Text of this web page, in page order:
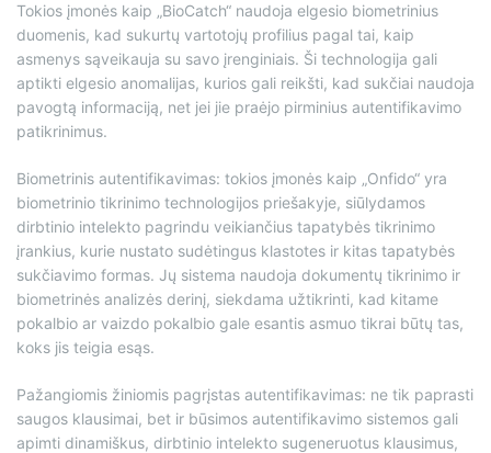
Tokios įmonės kaip „BioCatch“ naudoja elgesio biometrinius
duomenis, kad sukurtų vartotojų profilius pagal tai, kaip
asmenys sąveikauja su savo įrenginiais. Ši technologija gali
aptikti elgesio anomalijas, kurios gali reikšti, kad sukčiai naudoja
pavogtą informaciją, net jei jie praėjo pirminius autentifikavimo
patikrinimus.
Biometrinis autentifikavimas: tokios įmonės kaip „Onfido“ yra
biometrinio tikrinimo technologijos priešakyje, siūlydamos
dirbtinio intelekto pagrindu veikiančius tapatybės tikrinimo
įrankius, kurie nustato sudėtingus klastotes ir kitas tapatybės
sukčiavimo formas. Jų sistema naudoja dokumentų tikrinimo ir
biometrinės analizės derinį, siekdama užtikrinti, kad kitame
pokalbio ar vaizdo pokalbio gale esantis asmuo tikrai būtų tas,
koks jis teigia esąs.
Pažangiomis žiniomis pagrįstas autentifikavimas: ne tik paprasti
saugos klausimai, bet ir būsimos autentifikavimo sistemos gali
apimti dinamiškus, dirbtinio intelekto sugeneruotus klausimus,